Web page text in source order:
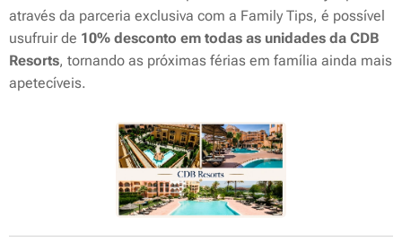
através da parceria exclusiva com a Family Tips, é possível
usufruir de 10% desconto em todas as unidades da CDB
Resorts, tornando as próximas férias em família ainda mais
apetecíveis.